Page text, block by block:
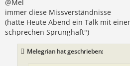
@Mel
immer diese Missverständnisse
(hatte Heute Abend ein Talk mit
schprechen Sprunghaft")
Melegrian hat geschrieben: